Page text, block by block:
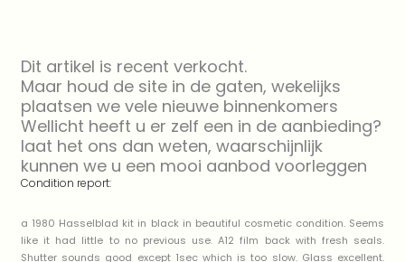
Dit artikel is recent verkocht.
Maar houd de site in de gaten, wekelijks
plaatsen we vele nieuwe binnenkomers
Wellicht heeft u er zelf een in de aanbieding?
laat het ons dan weten, waarschijnlijk
kunnen we u een mooi aanbod voorleggen
Condition report:
a 1980 Hasselblad kit in black in beautiful cosmetic condition. Seems
like it had little to no previous use. A12 film back with fresh seals.
Shutter sounds good except 1sec which is too slow. Glass excellent.